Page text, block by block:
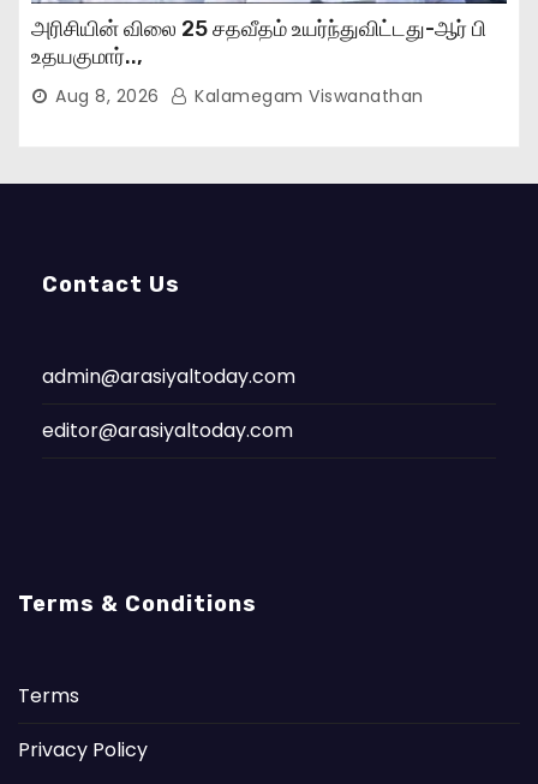
அரிசியின் விலை 25 சதவீதம் உயர்ந்துவிட்டது-ஆர் பி
உதயகுமார்..,
Aug 8, 2026 Kalamegam Viswanathan
Contact Us
admin@arasiyaltoday.com
editor@arasiyaltoday.com
Terms & Conditions
Terms
Privacy Policy